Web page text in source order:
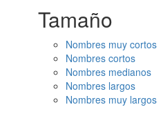
Tamaño
Nombres muy cortos
Nombres cortos
Nombres medianos
Nombres largos
Nombres muy largos